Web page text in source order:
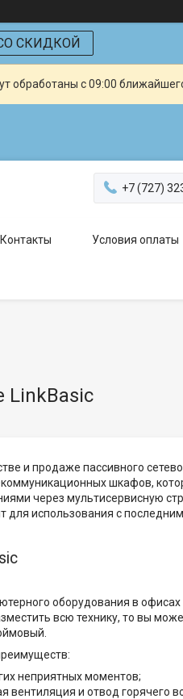
СКИДКОЙ
обработаны с 09:00
+7 (727)
Контакты Условия оплаты
и продаже пассивного
шкафов,
через мультисервисную
использования с
оборудования в
всю технику, то вы
неприятных моментов;
вентиляция и отвод горячего